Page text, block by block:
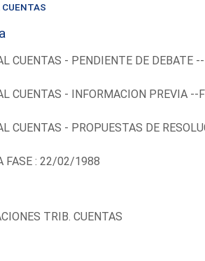
CUENTAS - PENDIENTE DE DEBATE
CUENTAS - INFORMACION PREVIA --
CUENTAS - PROPUESTAS DE
FASE : 22/02/1988
TRIB. CUENTAS